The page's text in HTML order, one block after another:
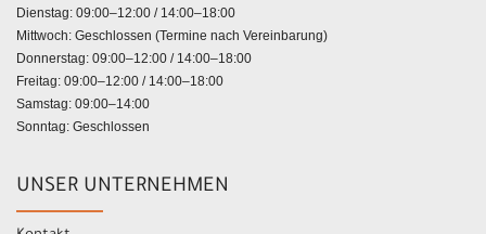
Dienstag: 09:00–12:00 / 14:00–18:00
Mittwoch: Geschlossen (Termine nach Vereinbarung)
Donnerstag: 09:00–12:00 / 14:00–18:00
Freitag: 09:00–12:00 / 14:00–18:00
Samstag: 09:00–14:00
Sonntag: Geschlossen
UNSER UNTERNEHMEN